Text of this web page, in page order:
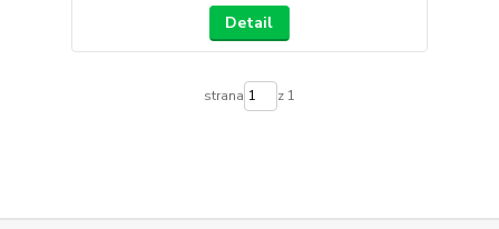
Detail
strana z 1